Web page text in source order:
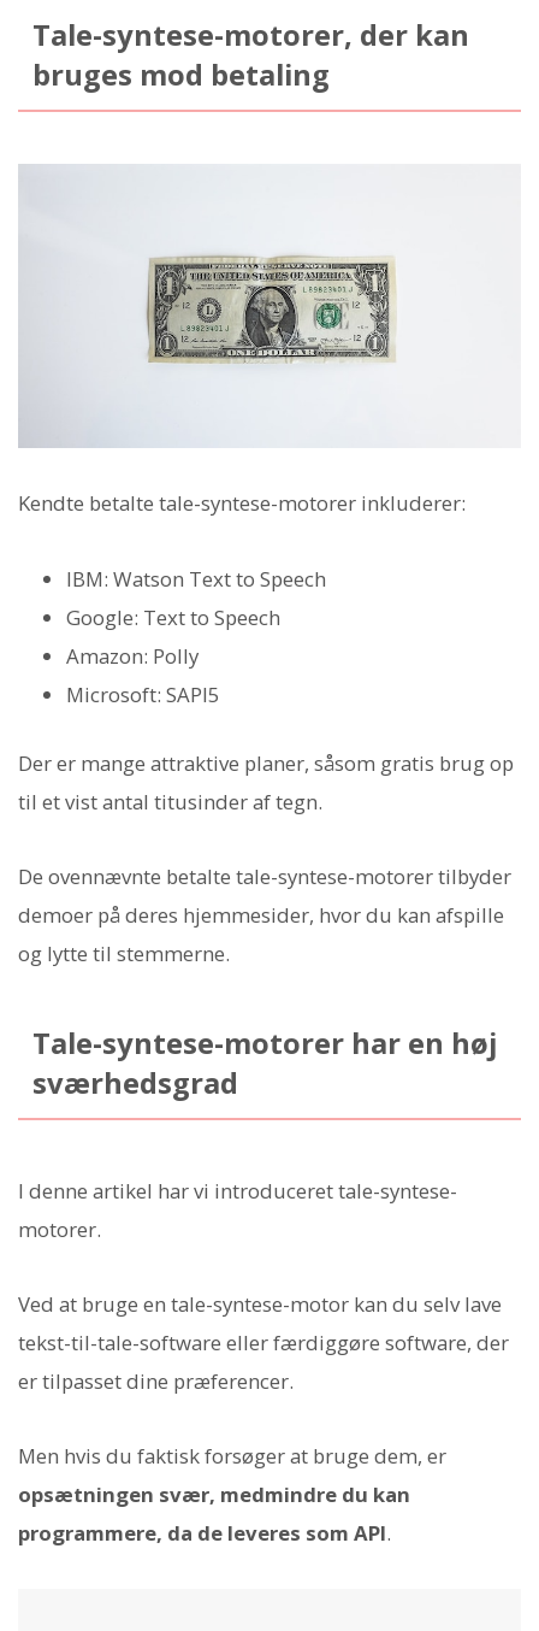
Tale-syntese-motorer, der kan
bruges mod betaling
Kendte betalte tale-syntese-motorer inkluderer:
IBM: Watson Text to Speech
Google: Text to Speech
Amazon: Polly
Microsoft: SAPI5
Der er mange attraktive planer, såsom gratis brug op
til et vist antal titusinder af tegn.
De ovennævnte betalte tale-syntese-motorer tilbyder
demoer på deres hjemmesider, hvor du kan afspille
og lytte til stemmerne.
Tale-syntese-motorer har en høj
sværhedsgrad
I denne artikel har vi introduceret tale-syntese-
motorer.
Ved at bruge en tale-syntese-motor kan du selv lave
tekst-til-tale-software eller færdiggøre software, der
er tilpasset dine præferencer.
Men hvis du faktisk forsøger at bruge dem, er
opsætningen svær, medmindre du kan
programmere, da de leveres som API.